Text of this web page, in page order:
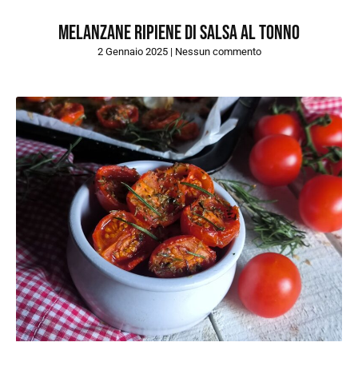
Melanzane ripiene di salsa al tonno
2 Gennaio 2025 Nessun commento